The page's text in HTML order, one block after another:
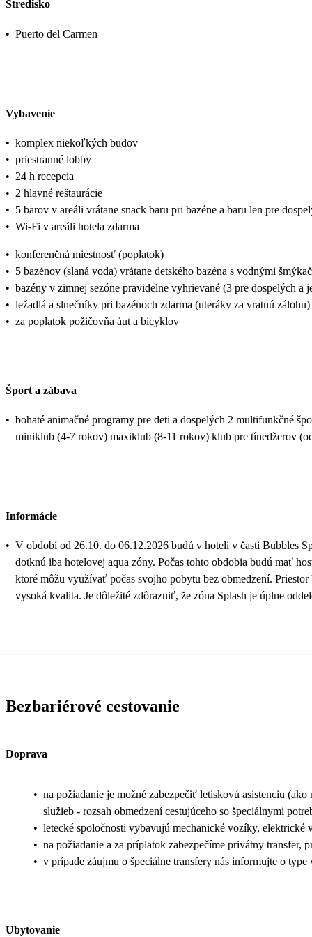
Stredisko
• Puerto del Carmen
Vybavenie
• komplex niekoľkých budov
• priestranné lobby
• 24 h recepcia
• 2 hlavné reštaurácie
• 5 barov v areáli vrátane snack baru pri bazéne a baru len pre
• Wi-Fi v areáli hotela zdarma
• konferenčná miestnosť (poplatok)
• 5 bazénov (slaná voda) vrátane detského bazéna s vodnými
• bazény v zimnej sezóne pravidelne vyhrievané (3 pre dospelých a
• ležadlá a slnečníky pri bazénoch zdarma (uteráky za vratnú zálohu)
• za poplatok požičovňa áut a bicyklov
Šport a zábava
• bohaté animačné programy pre deti a dospelých 2 multifunkčné
miniklub (4-7 rokov) maxiklub (8-11 rokov) klub pre tínedžerov
Informácie
• V období od 26.10. do 06.12.2026 budú v hoteli v časti Bubbles
dotknú iba hotelovej aqua zóny. Počas tohto obdobia budú mať
ktoré môžu využívať počas svojho pobytu bez obmedzení.
vysoká kvalita. Je dôležité zdôrazniť, že zóna Splash je úplne
Bezbariérové cestovanie
Doprava
• na požiadanie je možné zabezpečiť letiskovú asistenciu
služieb - rozsah obmedzení cestujúceho so špeciálnymi
• letecké spoločnosti vybavujú mechanické vozíky,
• na požiadanie a za príplatok zabezpečíme privátny transfer,
• v prípade záujmu o špeciálne transfery nás informujte o
Ubytovanie